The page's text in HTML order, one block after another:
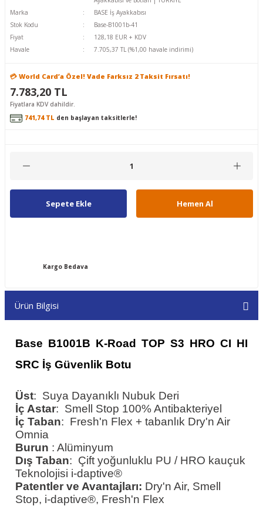
Marka
BASE İş Ayakkabısı
Stok Kodu
Base-B1001b-41
Fiyat
128,18 EUR + KDV
Havale
7.705,37 TL (%1,00 havale indirimi)
💳 World Card’a Özel! Vade Farksız 2 Taksit Fırsatı!
7.783,20 TL
Fiyatlara KDV dahildir.
741,74 TL den başlayan taksitlerle!
Sepete Ekle Hemen Al
Kargo Bedava
Ürün Bilgisi
Base B1001B K-Road TOP S3 HRO CI HI
SRC İş Güvenlik Botu
Üst: Suya Dayanıklı Nubuk Deri
İç Astar: Smell Stop 100% Antibakteriyel
İç Taban: Fresh'n Flex + tabanlık Dry'n Air
Omnia
Burun : Alüminyum
Dış Taban: Çift yoğunluklu PU / HRO kauçuk
Teknolojisi i-daptive®
Patentler ve Avantajları: Dry'n Air, Smell
Stop, i-daptive®, Fresh'n Flex